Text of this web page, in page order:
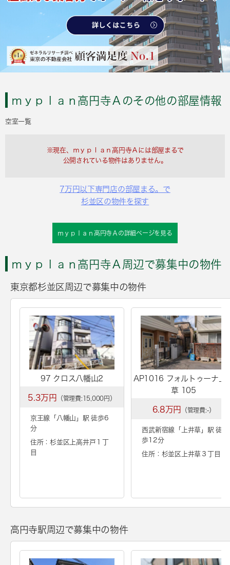
ｍｙｐｌａｎ高円寺Ａのその他の部屋情報
空室一覧
※現在、ｍｙｐｌａｎ高円寺Ａには部屋まるで
公開されている物件はありません。
7万円以下専門店の部屋まる。で
杉並区の物件を探す
ｍｙｐｌａｎ高円寺Ａの詳細ページを見る
ｍｙｐｌａｎ高円寺Ａ周辺で募集中の物件
東京都杉並区周辺で募集中の物件
97 クロス八幡山2
5.3万円 （管理費:15,000円）
京王線「 八幡山 」駅 徒歩6
分
住所：杉並区上高井戸１丁
目
AP1016 フォルトゥーナ上
草 105
6.8万円 （管理費:-）
西武新宿線「 上井草 」駅 徒
歩12分
住所：杉並区上井草３丁目
高円寺駅周辺で募集中の物件